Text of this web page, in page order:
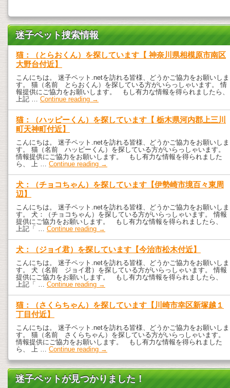
迷子ペット捜索情報
猫：（とらおくん）を探しています【 神奈川県相模原市南区
大野台付近】
こんにちは。 迷子ペット.netを訪れる皆様、どうかご協力をお願いしま
す。 猫（名前 とらおくん）を探している方がいらっしゃいます。 情
報提供にご協力をお願いします。 もし有力な情報を得られましたら、
上記 … Continue reading →
猫：（ハッピーくん）を探しています【 栃木県河内郡上三川
町天神町付近】
こんにちは。 迷子ペット.netを訪れる皆様、どうかご協力をお願いしま
す。 猫（名前 ハッピーくん）を探している方がいらっしゃいます。
情報提供にご協力をお願いします。 もし有力な情報を得られました
ら、 上 … Continue reading →
犬：（チョコちゃん）を探しています【伊勢崎市境百々東周
辺】
こんにちは。 迷子ペット.netを訪れる皆様、どうかご協力をお願いしま
す。 犬：（チョコちゃん）を探している方がいらっしゃいます。 情報
提供にご協力をお願いします。 もし有力な情報を得られましたら、
上記「 … Continue reading →
犬：（ジョイ君）を探しています【今治市松木付近】
こんにちは。 迷子ペット.netを訪れる皆様、どうかご協力をお願いしま
す。 犬（名前 ジョイ君）を探している方がいらっしゃいます。 情報
提供にご協力をお願いします。 もし有力な情報を得られましたら、
上記「 … Continue reading →
猫：（さくらちゃん）を探しています【川崎市幸区新塚越１
丁目付近】
こんにちは。 迷子ペット.netを訪れる皆様、どうかご協力をお願いしま
す。 猫（名前 さくらちゃん）を探している方がいらっしゃいます。
情報提供にご協力をお願いします。 もし有力な情報を得られました
ら、 上 … Continue reading →
迷子ペットが見つかりました！